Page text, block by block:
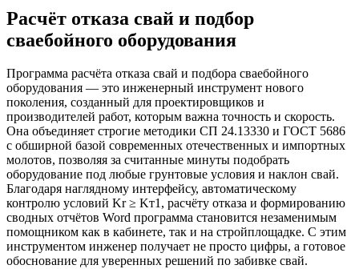
Расчёт отказа свай и подбор
сваебойного оборудования
Программа расчёта отказа свай и подбора сваебойного
оборудования — это инженерный инструмент нового
поколения, созданный для проектировщиков и
производителей работ, которым важна точность и скорость.
Она объединяет строгие методики СП 24.13330 и ГОСТ 5686
с обширной базой современных отечественных и импортных
молотов, позволяя за считанные минуты подобрать
оборудование под любые грунтовые условия и наклон свай.
Благодаря наглядному интерфейсу, автоматическому
контролю условий Kr ≥ Kт1, расчёту отказа и формированию
сводных отчётов Word программа становится незаменимым
помощником как в кабинете, так и на стройплощадке. С этим
инструментом инженер получает не просто цифры, а готовое
обоснование для уверенных решений по забивке свай.